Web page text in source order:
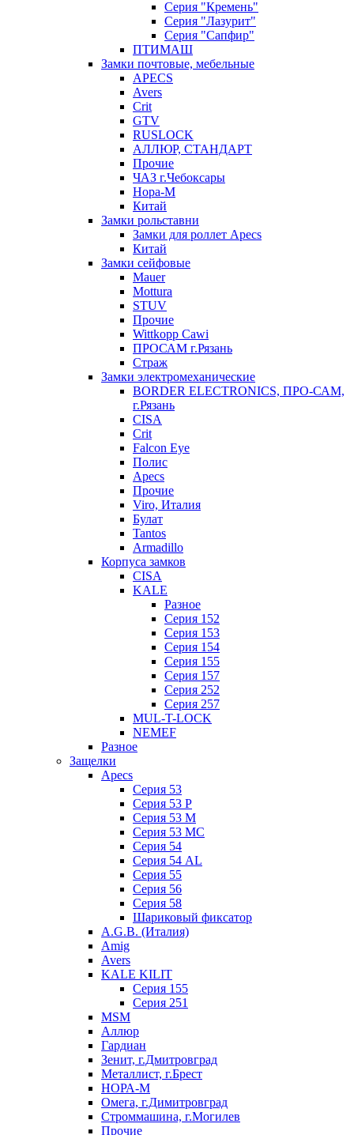
Серия "Кремень"
Серия "Лазурит"
Серия "Сапфир"
ПТИМАШ
Замки почтовые, мебельные
APECS
Avers
Crit
GTV
RUSLOCK
АЛЛЮР, СТАНДАРТ
Прочие
ЧАЗ г.Чебоксары
Нора-М
Китай
Замки рольставни
Замки для роллет Apecs
Китай
Замки сейфовые
Mauer
Mottura
STUV
Прочие
Wittkopp Cawi
ПРОСАМ г.Рязань
Страж
Замки электромеханические
BORDER ELECTRONICS, ПРО-САМ,
г.Рязань
CISA
Crit
Falcon Eye
Полис
Apecs
Прочие
Viro, Италия
Булат
Tantos
Armadillo
Корпуса замков
CISA
KALE
Разное
Серия 152
Серия 153
Серия 154
Серия 155
Серия 157
Серия 252
Серия 257
MUL-T-LOCK
NEMEF
Разное
Защелки
Apecs
Серия 53
Серия 53 P
Серия 53 М
Серия 53 МC
Серия 54
Серия 54 AL
Серия 55
Серия 56
Серия 58
Шариковый фиксатор
A.G.B. (Италия)
Amig
Avers
KALE KILIT
Серия 155
Серия 251
MSM
Аллюр
Гардиан
Зенит, г.Дмитровград
Металлист, г.Брест
НОРА-М
Омега, г.Димитровград
Строммашина, г.Могилев
Прочие